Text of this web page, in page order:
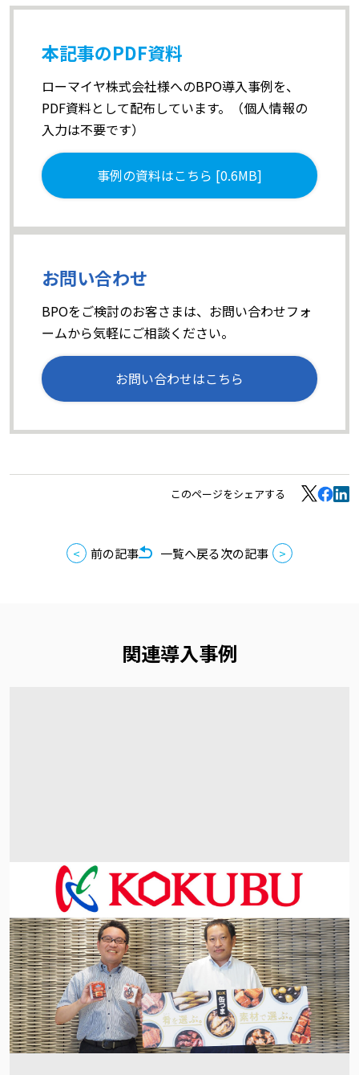
本記事のPDF資料
ローマイヤ株式会社様へのBPO導入事例を、
PDF資料として配布しています。（個人情報の
入力は不要です）
事例の資料はこちら [0.6MB]
お問い合わせ
BPOをご検討のお客さまは、お問い合わせフォ
ームから気軽にご相談ください。
お問い合わせはこちら
このページをシェアする
前の記事 一覧へ戻る次の記事
関連導入事例